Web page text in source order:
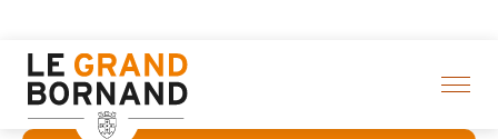
contenu
principal